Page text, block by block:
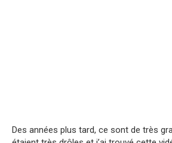
Des années plus tard, ce sont de très